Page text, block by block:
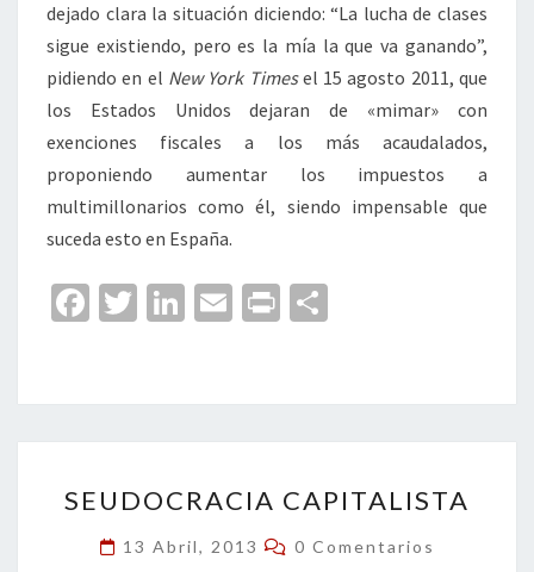
dejado clara la situación diciendo: “La lucha de clases
sigue existiendo, pero es la mía la que va ganando”,
pidiendo en el New York Timesel 15 agosto 2011, que
los Estados Unidos dejaran de «mimar» con
exenciones fiscales a los más acaudalados,
proponiendo aumentar los impuestos a
multimillonarios como él, siendo impensable que
suceda esto en España.
Fa
o
o
k
T
er
Li
dI
n
E
l
Pr
p
ar
tir
CAPITALISTA
SEUDOCRACIA CAPITALISTA
13 Abril, 2013 Comentarios
0 Comentarios